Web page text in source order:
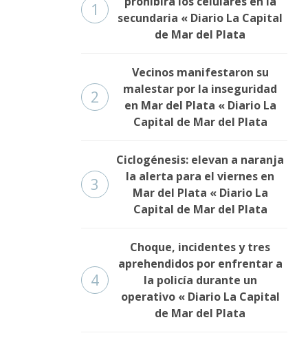
1
secundaria « Diario La Capital
de Mar del Plata
2
Vecinos manifestaron su
malestar por la inseguridad
en Mar del Plata « Diario La
Capital de Mar del Plata
3
Ciclogénesis: elevan a naranja
la alerta para el viernes en
Mar del Plata « Diario La
Capital de Mar del Plata
4
Choque, incidentes y tres
aprehendidos por enfrentar a
la policía durante un
operativo « Diario La Capital
de Mar del Plata